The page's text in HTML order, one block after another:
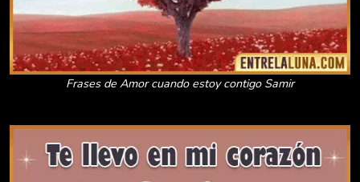
Frases de Amor cuando estoy contigo Samir